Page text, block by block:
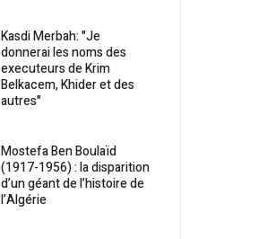
Kasdi Merbah: "Je
donnerai les noms des
executeurs de Krim
Belkacem, Khider et des
autres"
Mostefa Ben Boulaïd
(1917-1956) : la disparition
d’un géant de l’histoire de
l’Algérie